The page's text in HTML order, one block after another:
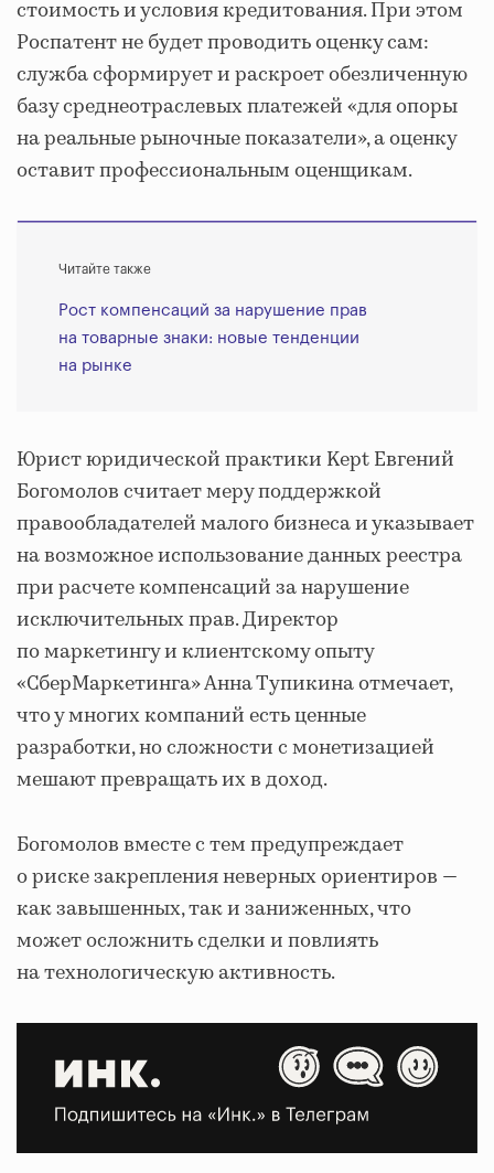
стоимость и условия кредитования. При этом
Роспатент не будет проводить оценку сам:
служба сформирует и раскроет обезличенную
базу среднеотраслевых платежей «для опоры
на реальные рыночные показатели», а оценку
оставит профессиональным оценщикам.
Читайте также
Рост компенсаций за нарушение прав
на товарные знаки: новые тенденции
на рынке
Юрист юридической практики Kept Евгений
Богомолов считает меру поддержкой
правообладателей малого бизнеса и указывает
на возможное использование данных реестра
при расчете компенсаций за нарушение
исключительных прав. Директор
по маркетингу и клиентскому опыту
«СберМаркетинга» Анна Тупикина отмечает,
что у многих компаний есть ценные
разработки, но сложности с монетизацией
мешают превращать их в доход.
Богомолов вместе с тем предупреждает
о риске закрепления неверных ориентиров —
как завышенных, так и заниженных, что
может осложнить сделки и повлиять
на технологическую активность.